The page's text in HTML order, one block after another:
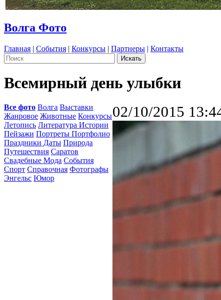
Волга Фото
Главная | События | Конкурсы | Партнеры | Контакты
Всемирный день улыбки
Все фото Волга Выставки
Жанровое Животные Конкурсы
Летопись Литература Истории
Пейзажи Портреты Портфолио
Праздники Даты Природа
Путешествия Саратов
Свадебные Мода События
Спорт Справочная Фотографы
Энгельс Юмор
02/10/2015